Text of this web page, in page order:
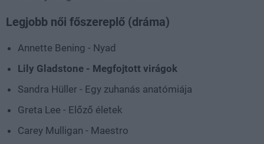
Legjobb női főszereplő (dráma)
Annette Bening - Nyad
Lily Gladstone - Megfojtott virágok
Sandra Hüller - Egy zuhanás anatómiája
Greta Lee - Előző életek
Carey Mulligan - Maestro